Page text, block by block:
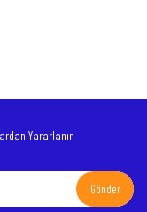
Yararlanın
Gönder